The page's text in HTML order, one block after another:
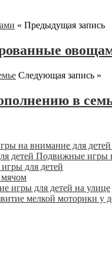
« Предыдущая запись
Следующая запись »
в
на внимание для детей
Подвижные игры
для детей
мячом
игры для детей на улице
мелкой моторики у